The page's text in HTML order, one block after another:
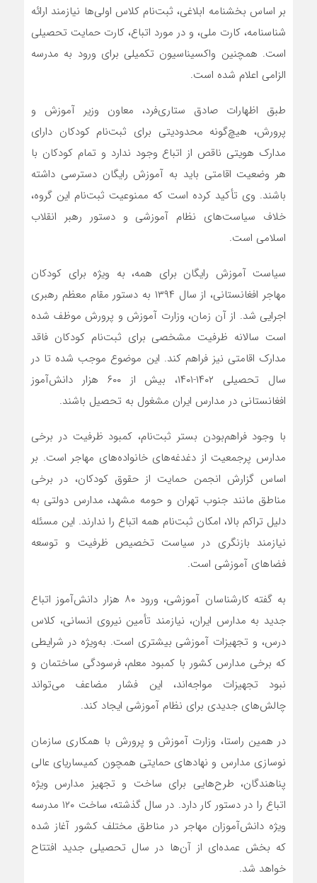
بر اساس بخشنامه ابلاغی، ثبت‌نام کلاس اولی‌ها نیازمند ارائه
شناسنامه، کارت ملی، و در مورد اتباع، کارت حمایت تحصیلی
است. همچنین واکسیناسیون تکمیلی برای ورود به مدرسه
الزامی اعلام شده است.
طبق اظهارات صادق ستاری‌فرد، معاون وزیر آموزش و
پرورش، هیچ‌گونه محدودیتی برای ثبت‌نام کودکان دارای
مدارک هویتی ناقص از اتباع وجود ندارد و تمام کودکان با
هر وضعیت اقامتی باید به آموزش رایگان دسترسی داشته
باشند. وی تأکید کرده است که ممنوعیت ثبت‌نام این گروه،
خلاف سیاست‌های نظام آموزشی و دستور رهبر انقلاب
اسلامی است.
سیاست آموزش رایگان برای همه، به ویژه برای کودکان
مهاجر افغانستانی، از سال ۱۳۹۴ به دستور مقام معظم رهبری
اجرایی شد. از آن زمان، وزارت آموزش و پرورش موظف شده
است سالانه ظرفیت مشخصی برای ثبت‌نام کودکان فاقد
مدارک اقامتی نیز فراهم کند. این موضوع موجب شده تا در
سال تحصیلی ۱۴۰۲-۱۴۰۱، بیش از ۶۰۰ هزار دانش‌آموز
افغانستانی در مدارس ایران مشغول به تحصیل باشند.
با وجود فراهم‌بودن بستر ثبت‌نام، کمبود ظرفیت در برخی
مدارس پرجمعیت از دغدغه‌های خانواده‌های مهاجر است. بر
اساس گزارش انجمن حمایت از حقوق کودکان، در برخی
مناطق مانند جنوب تهران و حومه مشهد، مدارس دولتی به
دلیل تراکم بالا، امکان ثبت‌نام همه اتباع را ندارند. این مسئله
نیازمند بازنگری در سیاست تخصیص ظرفیت و توسعه
فضاهای آموزشی است.
به گفته کارشناسان آموزشی، ورود ۸۰ هزار دانش‌آموز اتباع
جدید به مدارس ایران، نیازمند تأمین نیروی انسانی، کلاس
درس، و تجهیزات آموزشی بیشتری است. به‌ویژه در شرایطی
که برخی مدارس کشور با کمبود معلم، فرسودگی ساختمان و
نبود تجهیزات مواجه‌اند، این فشار مضاعف می‌تواند
چالش‌های جدیدی برای نظام آموزشی ایجاد کند.
در همین راستا، وزارت آموزش و پرورش با همکاری سازمان
نوسازی مدارس و نهادهای حمایتی همچون کمیساریای عالی
پناهندگان، طرح‌هایی برای ساخت و تجهیز مدارس ویژه
اتباع را در دستور کار دارد. در سال گذشته، ساخت ۱۲۰ مدرسه
ویژه دانش‌آموزان مهاجر در مناطق مختلف کشور آغاز شده
که بخش عمده‌ای از آن‌ها در سال تحصیلی جدید افتتاح
خواهد شد.